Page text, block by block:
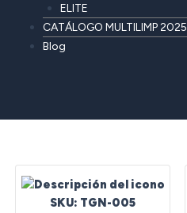
ELITE
CATÁLOGO MULTILIMP 2025
Blog
SKU: TGN-005